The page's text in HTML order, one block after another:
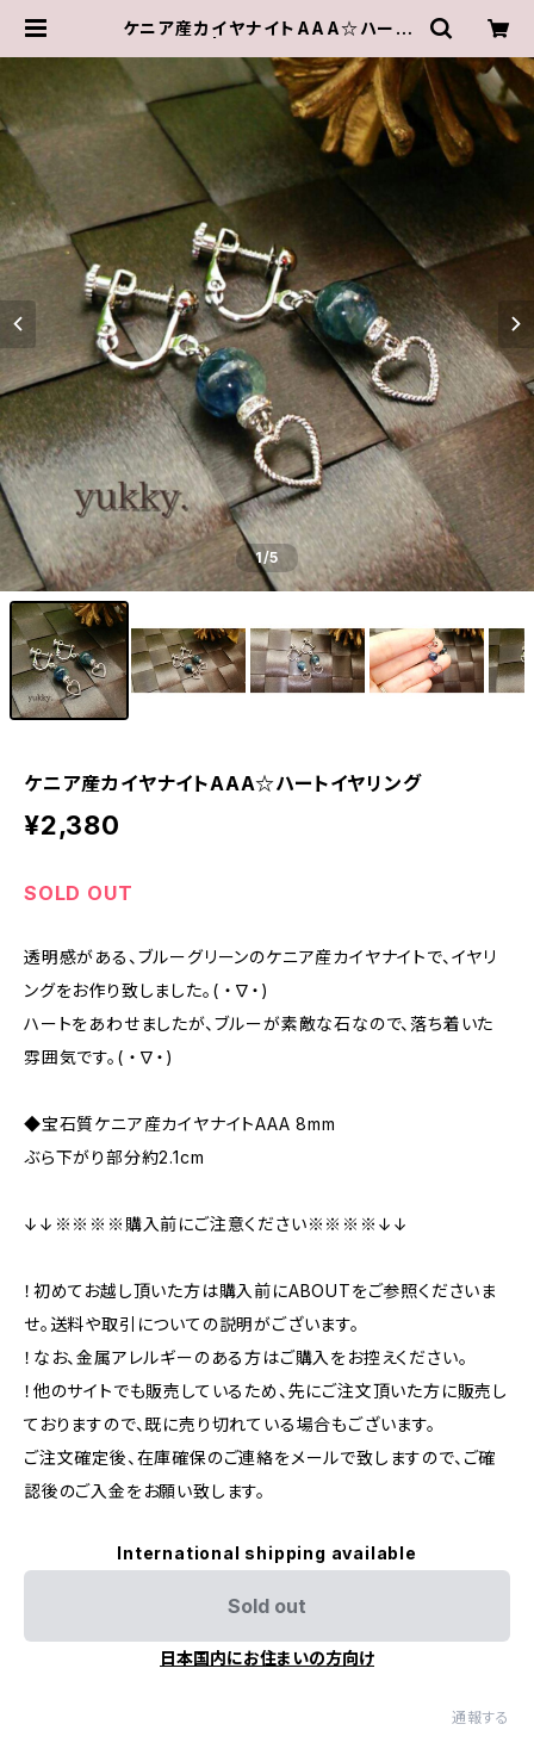
ケニア産カイヤナイトAAA☆ハート
y.）アクセサリーショップ
1/5
ケニア産カイヤナイトAAA☆ハートイヤリング
¥2,380
SOLD OUT
透明感がある、ブルーグリーンのケニア産カイヤナイトで、イヤリ
ングをお作り致しました。( ・∇・)
ハートをあわせましたが、ブルーが素敵な石なので、落ち着いた
雰囲気です。( ・∇・)
◆宝石質ケニア産カイヤナイトAAA 8mm
ぶら下がり部分約2.1cm
↓↓※※※※購入前にご注意ください※※※※↓↓
！初めてお越し頂いた方は購入前にABOUTをご参照くださいま
せ。送料や取引についての説明がございます。
！なお、金属アレルギーのある方はご購入をお控えください。
！他のサイトでも販売しているため、先にご注文頂いた方に販売し
ておりますので、既に売り切れている場合もございます。
ご注文確定後、在庫確保のご連絡をメールで致しますので、ご確
認後のご入金をお願い致します。
International shipping available
Sold out
日本国内にお住まいの方向け
通報する